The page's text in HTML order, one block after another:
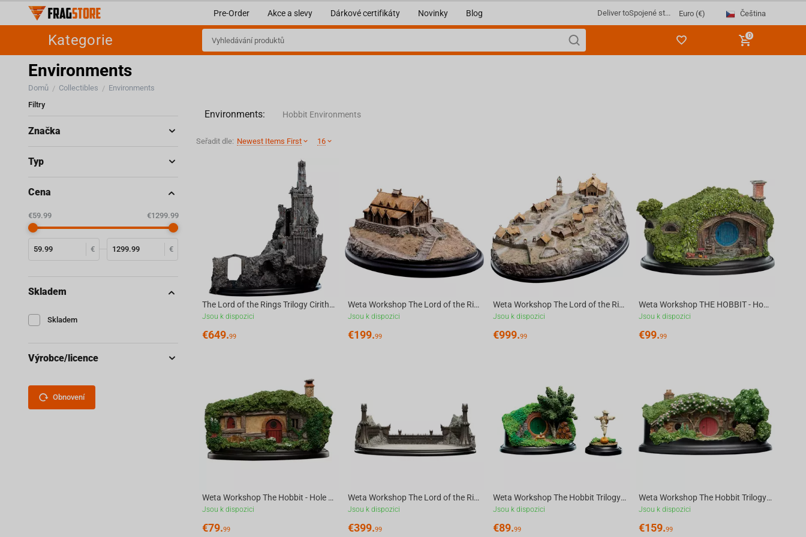
Pre-Order Akce a slevy Dárkové certifikáty Novinky Blog Deliver toSpojené st... Euro (€) Čeština
Kategorie 0
Environments
Domů / Collectibles / Environments
Environments: Hobbit Environments
Seřadit dle: Newest Items First 16
The Lord of the Rings Trilogy Cirith Ungol Environment LE
Jsou k dispozici
€649.99
Weta Workshop The Lord of the Rings Trilogy - The Golden Hall of Edoras Environment
Jsou k dispozici
€199.99
Weta Workshop The Lord of the Rings Trilogy - Edoras Limited Edition Environment
Jsou k dispozici
€999.99
Weta Workshop THE HOBBIT - Hobbit Hole 1 Hill Lane Environment Statue
Jsou k dispozici
€99.99
Weta Workshop The Hobbit - Hole 34 Lakeside Environment
Jsou k dispozici
€79.99
Weta Workshop The Lord of the Rings Trilogy - The Black Gate Environment
Jsou k dispozici
€399.99
Weta Workshop The Hobbit Trilogy - Hobbit Hole - 15 Gardens Smial Environment
Jsou k dispozici
€89.99
Weta Workshop The Hobbit Trilogy - Hobbit Hole - 22 Pine Grove Environment
Jsou k dispozici
€159.99
Filtry
Značka
Typ
Cena
€ €
‎€59.99 ‎€1299.99
Skladem
Skladem
Výrobce/licence
Obnovení